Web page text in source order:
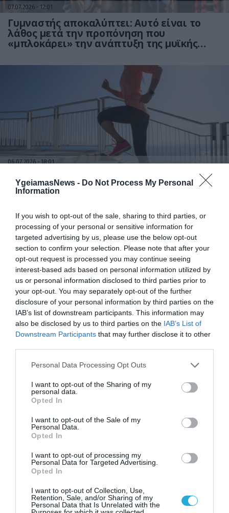
YgeiamasNews - Do Not Process My Personal
Information
If you wish to opt-out of the sale, sharing to third parties, or
processing of your personal or sensitive information for
targeted advertising by us, please use the below opt-out
section to confirm your selection. Please note that after your
opt-out request is processed you may continue seeing
interest-based ads based on personal information utilized by
us or personal information disclosed to third parties prior to
your opt-out. You may separately opt-out of the further
disclosure of your personal information by third parties on the
IAB’s list of downstream participants. This information may
also be disclosed by us to third parties on the IAB’s List of
Downstream Participants that may further disclose it to other
Please note that this website/app uses one or more Google
not limited to your visit or usage behaviour. You may click to
grant or deny consent to Google and its third-party tags to
use your data for below specified purposes in below Google
consent section.
Personal Data Processing Opt Outs
I want to opt-out of the Sharing of my
personal data.
Opted In
I want to opt-out of the Sale of my
Personal Data.
Opted In
I want to opt-out of processing my
Personal Data for Targeted Advertising.
Opted In
I want to opt-out of Collection, Use,
Retention, Sale, and/or Sharing of my
Personal Data that Is Unrelated with the
07.07.2026 12:01
Γυμναστής αποκαλύπτει: Aυτό είναι το
λάθος μετά την προπόνηση που
«μπλοκάρει» την ανάπτυξη της μυϊκής
06.07.2026 18:01
Τέλος τα «10.000 βήματα»; – Τι λένε ειδικοί
για την άσκηση που πραγματικά βοηθά
05.07.2026 15:01
Απώλεια βάρους: Πόσα χιλιόμετρα πρέπει
λίπους;
05.07.2026 09:01
Γιατί οι γιατροί λένε ότι το περπάτημα
είναι το καλύτερο «φάρμακο»